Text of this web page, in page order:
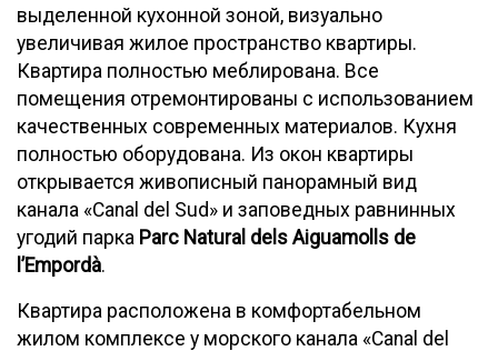
выделенной кухонной зоной, визуально
увеличивая жилое пространство квартиры.
Квартира полностью меблирована. Все
помещения отремонтированы с использованием
качественных современных материалов. Кухня
полностью оборудована. Из окон квартиры
открывается живописный панорамный вид
канала «Canal del Sud» и заповедных равнинных
угодий парка Parc Natural dels Aiguamolls de
l’Empordà.
Квартира расположена в комфортабельном
жилом комплексе у морского канала «Canal del